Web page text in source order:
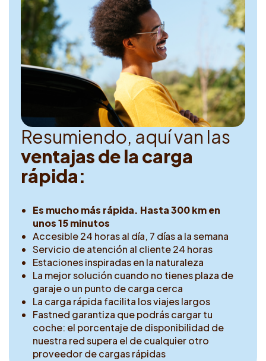
Resumiendo, aquívan las
ventajasdela carga
rápida:
Es mucho más rápida. Hasta 300 km en
unos 15 minutos
Accesible 24 horas al día, 7 días a la semana
Servicio de atención al cliente 24 horas
Estaciones inspiradas en la naturaleza
La mejor solución cuando no tienes plaza de
garaje o un punto de carga cerca
La carga rápida facilita los viajes largos
Fastned garantiza que podrás cargar tu
coche: el porcentaje de disponibilidad de
nuestra red supera el de cualquier otro
proveedor de cargas rápidas